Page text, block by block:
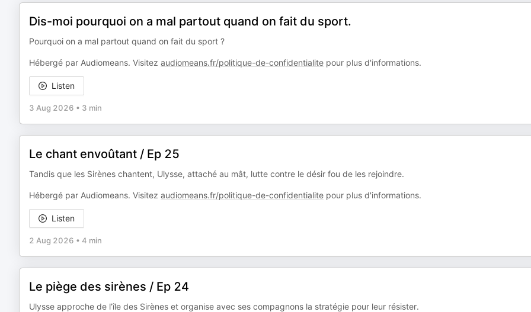
Dis-moi pourquoi on a mal partout quand on fait du sport.
Pourquoi on a mal partout quand on fait du sport ?
Hébergé par Audiomeans. Visitez audiomeans.fr/politique-de-confidentialite pour plus d'informations.
Listen
3 Aug 2026 • 3 min
Le chant envoûtant / Ep 25
Tandis que les Sirènes chantent, Ulysse, attaché au mât, lutte contre le désir fou de les rejoindre.
Hébergé par Audiomeans. Visitez audiomeans.fr/politique-de-confidentialite pour plus d'informations.
Listen
2 Aug 2026 • 4 min
Le piège des sirènes / Ep 24
Ulysse approche de l’île des Sirènes et organise avec ses compagnons la stratégie pour leur résister.